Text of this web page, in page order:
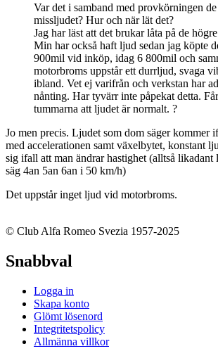
Var det i samband med provkörningen
missljudet? Hur och när lät det?
Jag har läst att det brukar låta på de
Min har också haft ljud sedan jag köpte
900mil vid inköp, idag 6 800mil och
motorbroms uppstår ett durrljud, svaga
ibland. Vet ej varifrån och verkstan har
nånting. Har tyvärr inte påpekat detta.
tummarna att ljudet är normalt. ?
Jo men precis. Ljudet som dom säger kommer
med accelerationen samt växelbytet, konstant
sig ifall att man ändrar hastighet (alltså
säg 4an 5an 6an i 50 km/h)
Det uppstår inget ljud vid motorbroms.
© Club Alfa Romeo Svezia 1957-2025
Snabbval
Logga in
Skapa konto
Glömt lösenord
Integritetspolicy
Allmänna villkor